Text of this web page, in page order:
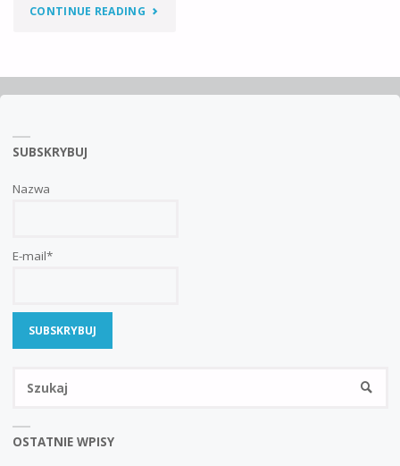
CONTINUE READING"REFLEKSJA
LEKCJI
SUBSKRYBUJ
Nazwa
E-mail*
OSTATNIE WPISY